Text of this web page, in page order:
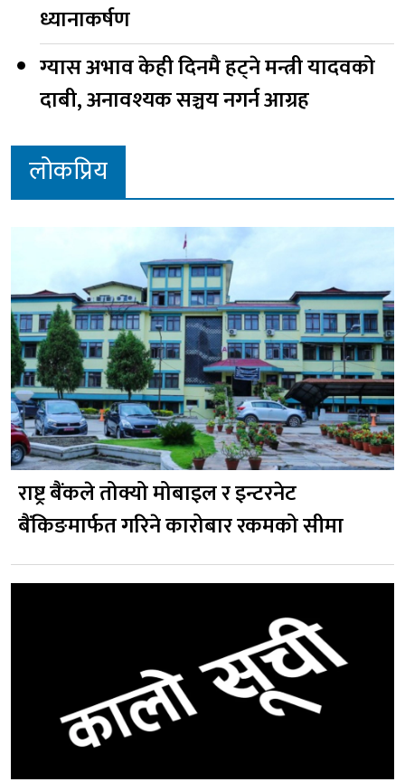
ध्यानाकर्षण
ग्यास अभाव केही दिनमै हट्ने मन्त्री यादवको
दाबी, अनावश्यक सञ्चय नगर्न आग्रह
लोकप्रिय
राष्ट्र बैंकले तोक्यो मोबाइल र इन्टरनेट
बैंकिङमार्फत गरिने कारोबार रकमको सीमा